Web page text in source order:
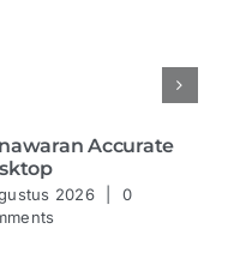
Accurate
2026
0